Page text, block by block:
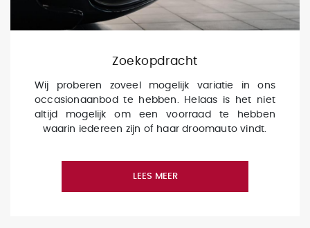
Zoekopdracht
Wij proberen zoveel mogelijk variatie in ons
occasionaanbod te hebben. Helaas is het niet
altijd mogelijk om een voorraad te hebben
waarin iedereen zijn of haar droomauto vindt.
LEES MEER